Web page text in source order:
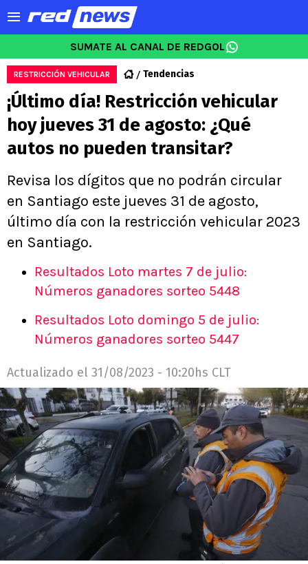
SUMATE AL CANAL DE REDGOL
RESTRICCIÓN VEHICULAR Tendencias
¡Último día! Restricción vehicular
hoy jueves 31 de agosto: ¿Qué
autos no pueden transitar?
Revisa los dígitos que no podrán circular
en Santiago este jueves 31 de agosto,
último día con la restricción vehicular 2023
en Santiago.
Resultados Loto martes 7 de julio:
Números ganadores sorteo 5448
Resultados Loto domingo 5 de julio:
Números ganadores sorteo 5447
Actualizado el 31/08/2023 - 10:20hs CLT